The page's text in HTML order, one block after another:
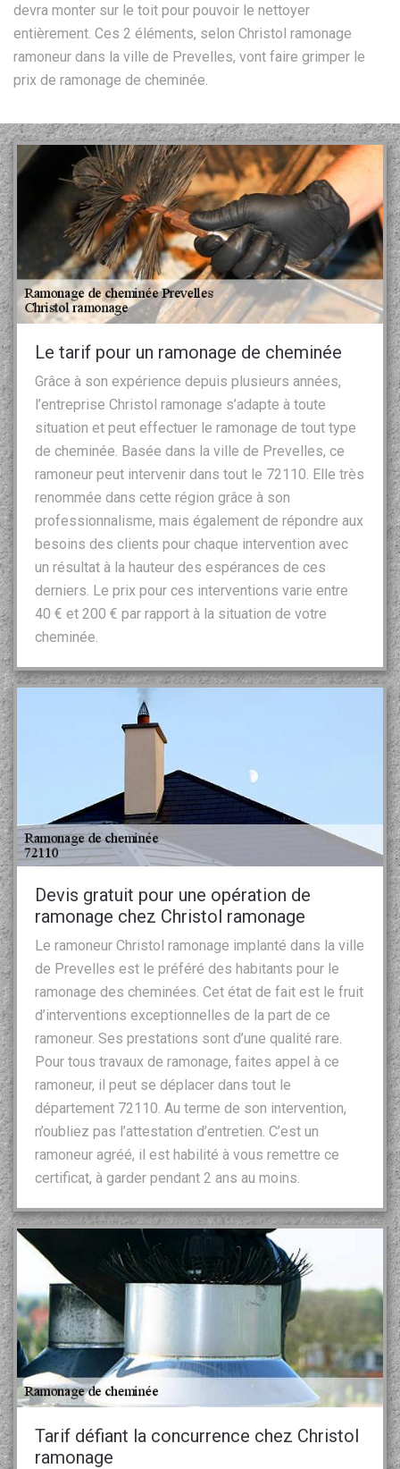
devra monter sur le toit pour pouvoir le nettoyer
entièrement. Ces 2 éléments, selon Christol ramonage
ramoneur dans la ville de Prevelles, vont faire grimper le
prix de ramonage de cheminée.
Le tarif pour un ramonage de cheminée
Grâce à son expérience depuis plusieurs années,
l’entreprise Christol ramonage s’adapte à toute
situation et peut effectuer le ramonage de tout type
de cheminée. Basée dans la ville de Prevelles, ce
ramoneur peut intervenir dans tout le 72110. Elle très
renommée dans cette région grâce à son
professionnalisme, mais également de répondre aux
besoins des clients pour chaque intervention avec
un résultat à la hauteur des espérances de ces
derniers. Le prix pour ces interventions varie entre
40 € et 200 € par rapport à la situation de votre
cheminée.
Devis gratuit pour une opération de
ramonage chez Christol ramonage
Le ramoneur Christol ramonage implanté dans la ville
de Prevelles est le préféré des habitants pour le
ramonage des cheminées. Cet état de fait est le fruit
d’interventions exceptionnelles de la part de ce
ramoneur. Ses prestations sont d’une qualité rare.
Pour tous travaux de ramonage, faites appel à ce
ramoneur, il peut se déplacer dans tout le
département 72110. Au terme de son intervention,
n’oubliez pas l’attestation d’entretien. C’est un
ramoneur agréé, il est habilité à vous remettre ce
certificat, à garder pendant 2 ans au moins.
Tarif défiant la concurrence chez Christol
ramonage